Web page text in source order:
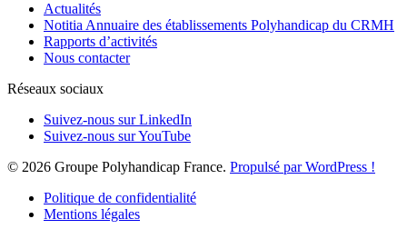
Actualités
Notitia Annuaire des établissements Polyhandicap du CRMH
Rapports d’activités
Nous contacter
Réseaux sociaux
Suivez-nous sur LinkedIn
Suivez-nous sur YouTube
© 2026 Groupe Polyhandicap France. Propulsé par WordPress !
Politique de confidentialité
Mentions légales